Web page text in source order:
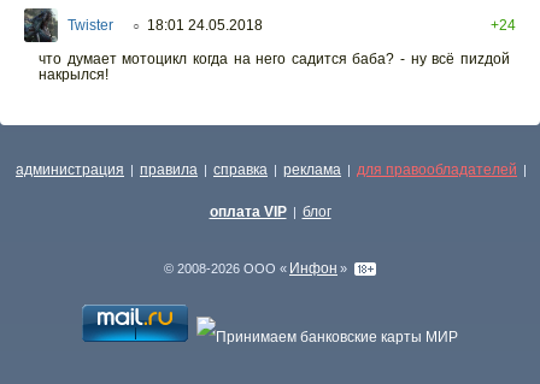
Twister ○ 18:01 24.05.2018
+24
что думает мотоцикл когда на него садится баба? - ну всё пиzдой
накрылся!
администрация | правила | справка | реклама | для правообладателей |
оплата VIP | блог
© 2008-2026 ООО « Инфон »